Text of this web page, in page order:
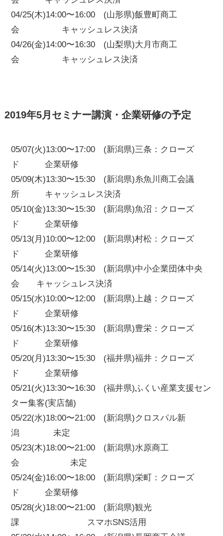
04/25(木)14:00〜16:00 (山形県)飯豊町商工
会 キャッシュレス決済
04/26(金)14:00〜16:30 (山梨県)大月市商工
会 キャッシュレス決済
2019年5月セミナー講演・企業研修の予定
05/07(火)13:00〜17:00 (新潟県)三条：クローズ
ド 企業研修
05/09(木)13:30〜15:30 (新潟県)糸魚川商工会議
所 キャッシュレス決済
05/10(金)13:30〜15:30 (新潟県)魚沼：クローズ
ド 企業研修
05/13(月)10:00〜12:00 (新潟県)村松：クローズ
ド 企業研修
05/14(火)13:00〜15:30 (新潟県)中小企業団体中央
会 キャッシュレス決済
05/15(水)10:00〜12:00 (新潟県)上越：クローズ
ド 企業研修
05/16(木)13:30〜15:30 (新潟県)豊栄：クローズ
ド 企業研修
05/20(月)13:30〜15:30 (福井県)福井：クローズ
ド 企業研修
05/21(火)13:30〜16:30 (福井県)ふくい産業支援セン
ター集客(実店舗)
05/22(水)18:00〜21:00 (新潟県)クロスパル新
潟 未定
05/23(木)18:00〜21:00 (新潟県)水原商工
会 未定
05/24(金)16:00〜18:00 (新潟県)栄町：クローズ
ド 企業研修
05/28(火)18:00〜21:00 (新潟県)観光
課 スマホSNS活用